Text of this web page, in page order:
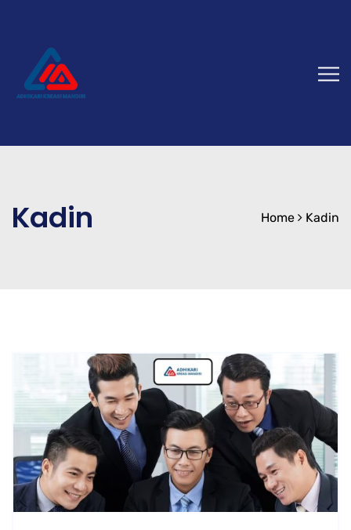
Kadin Home Kadin